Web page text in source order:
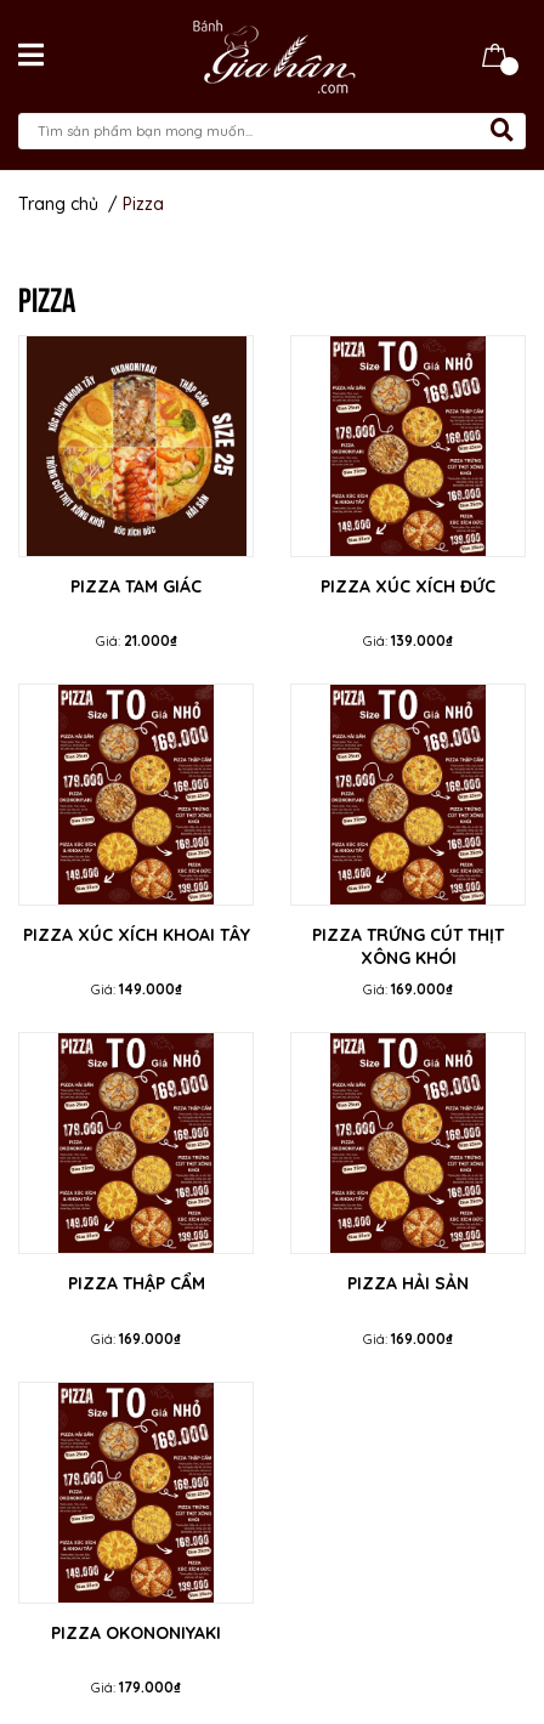
Trang chủ / Pizza
PIZZA
PIZZA TAM GIÁC
Giá:21.000₫
PIZZA XÚC XÍCH ĐỨC
Giá: 139.000₫
PIZZA XÚC XÍCH KHOAI TÂY
Giá:149.000₫
PIZZA TRỨNG CÚT THỊT
XÔNG KHÓI
Giá: 169.000₫
PIZZA THẬP CẨM
Giá: 169.000₫
PIZZA HẢI SẢN
Giá: 169.000₫
PIZZA OKONONIYAKI
Giá: 179.000₫